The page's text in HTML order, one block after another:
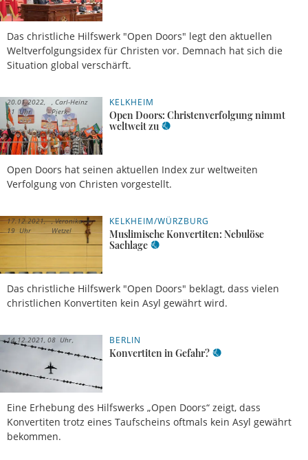
Das christliche Hilfswerk "Open Doors" legt den aktuellen
Weltverfolgungsidex für Christen vor. Demnach hat sich die
Situation global verschärft.
KELKHEIM
Open Doors: Christenverfolgung nimmt
weltweit zu
Open Doors hat seinen aktuellen Index zur weltweiten
Verfolgung von Christen vorgestellt.
20.01.2022,
11 Uhr
Carl-Heinz
Pierk
KELKHEIM/WÜRZBURG
Muslimische Konvertiten: Nebulöse
Sachlage
Das christliche Hilfswerk "Open Doors" beklagt, dass vielen
christlichen Konvertiten kein Asyl gewährt wird.
17.12.2021,
19 Uhr
Veronika
Wetzel
BERLIN
Konvertiten in Gefahr?
Eine Erhebung des Hilfswerks „Open Doors“ zeigt, dass
Konvertiten trotz eines Taufscheins oftmals kein Asyl gewährt
bekommen.
14.12.2021, 08 Uhr